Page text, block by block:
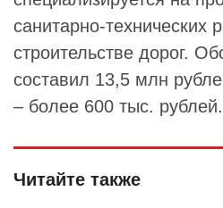
санитарно-технических
строительстве дорог.
составил 13,5 млн
– более 600 тыс. рублей.
Читайте также